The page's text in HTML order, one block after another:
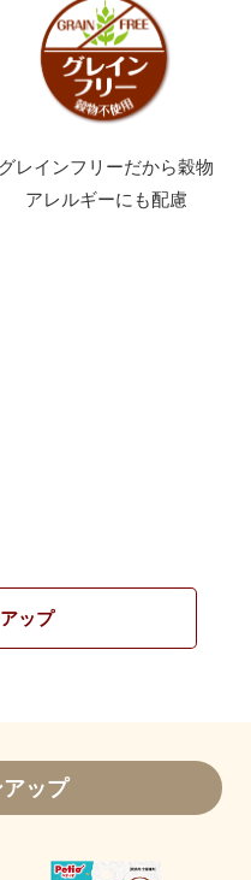
グレインフリーだから穀物
アレルギーにも配慮
ップ
ップ